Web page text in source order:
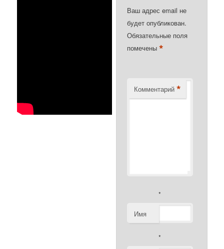
Ваш адрес email не
будет опубликован.
Обязательные поля
помечены*
Комментарий *
Имя
*
*